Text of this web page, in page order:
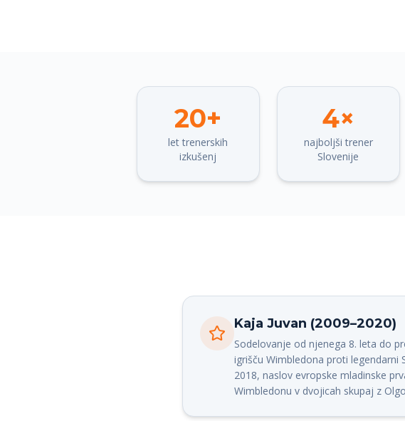
20+
let trenerskih
izkušenj
4×
najboljši trener
Slovenije
Kaja Juvan (2009–2020)
Sodelovanje od njenega 8. leta do
igrišču Wimbledona proti legendarni
2018, naslov evropske mladinske
Wimbledonu v dvojicah skupaj z